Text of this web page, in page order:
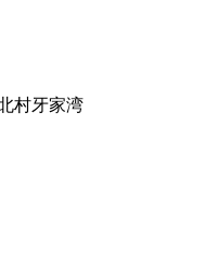
村牙家湾